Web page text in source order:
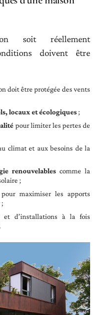
soit réellement
doivent être
doit être protégée des vents
locaux et écologiques;
pour limiter les pertes de
climat et aux besoins de la
renouvelablescomme la
;
maximiser les apports
et d’installations à la fois